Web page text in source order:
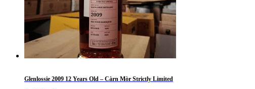
Glenlossie 2009 12 Years Old – Càrn Mòr Strictly Limited